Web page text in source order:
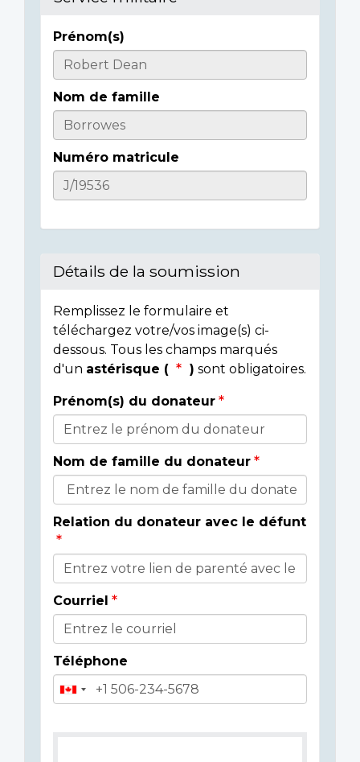
Informations
sur
l'individu
Prénom(s)
Nom de famille
Numéro matricule
Détails de la soumission
Remplissez le formulaire et
téléchargez votre/vos image(s) ci-
dessous. Tous les champs marqués
d'un astérisque ( ) sont obligatoires.
Détails
du
donateur
Prénom(s) du donateur
Nom de famille du donateur
Relation du donateur avec le défunt
Courriel
Téléphone